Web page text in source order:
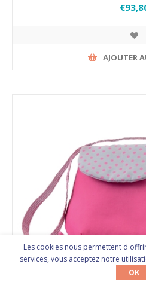
AJOUTER
Les cookies nous permettent
services, vous acceptez notre
OK